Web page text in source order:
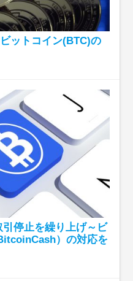
ットコイン(BTC)の
停止を繰り上げ～ビ
）の対応を